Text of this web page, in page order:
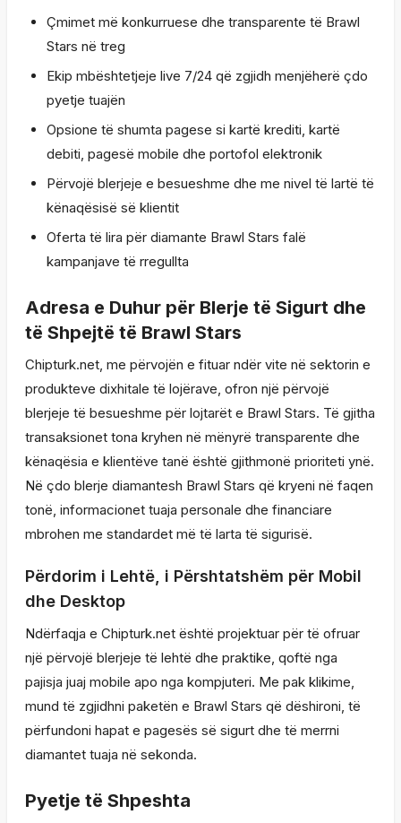
Çmimet më konkurruese dhe transparente të Brawl
Stars në treg
Ekip mbështetjeje live 7/24 që zgjidh menjëherë çdo
pyetje tuajën
Opsione të shumta pagese si kartë krediti, kartë
debiti, pagesë mobile dhe portofol elektronik
Përvojë blerjeje e besueshme dhe me nivel të lartë të
kënaqësisë së klientit
Oferta të lira për diamante Brawl Stars falë
kampanjave të rregullta
Adresa e Duhur për Blerje të Sigurt dhe
të Shpejtë të Brawl Stars
Chipturk.net, me përvojën e fituar ndër vite në sektorin e
produkteve dixhitale të lojërave, ofron një përvojë
blerjeje të besueshme për lojtarët e Brawl Stars. Të gjitha
transaksionet tona kryhen në mënyrë transparente dhe
kënaqësia e klientëve tanë është gjithmonë prioriteti ynë.
Në çdo blerje diamantesh Brawl Stars që kryeni në faqen
tonë, informacionet tuaja personale dhe financiare
mbrohen me standardet më të larta të sigurisë.
Përdorim i Lehtë, i Përshtatshëm për Mobil
dhe Desktop
Ndërfaqja e Chipturk.net është projektuar për të ofruar
një përvojë blerjeje të lehtë dhe praktike, qoftë nga
pajisja juaj mobile apo nga kompjuteri. Me pak klikime,
mund të zgjidhni paketën e Brawl Stars që dëshironi, të
përfundoni hapat e pagesës së sigurt dhe të merrni
diamantet tuaja në sekonda.
Pyetje të Shpeshta